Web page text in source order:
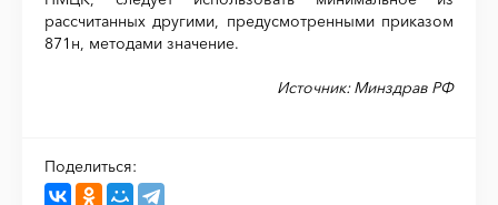
рассчитанных другими, предусмотренными приказом
871н, методами значение.
Источник: Минздрав РФ
Поделиться: